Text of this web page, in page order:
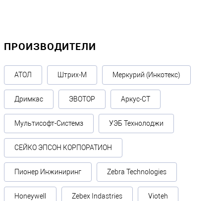
ПРОИЗВОДИТЕЛИ
АТОЛ Штрих-М Меркурий (Инкотекс)
Дримкас ЭВОТОР Аркус-СТ
Мультисофт-Системз УЭБ Технолоджи
СЕЙКО ЭПСОН КОРПОРАТИОН
Пионер Инжиниринг Zebra Technologies
Honeywell Zebex Indastries Vioteh